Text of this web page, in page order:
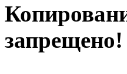
запрещено!